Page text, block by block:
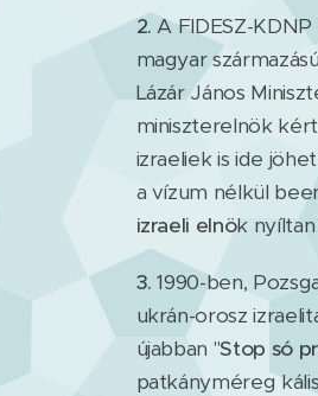
2. A FIDESZ-
magyar
Lázár János
miniszterelnök
izraeliek is ide
a vízum nélkül
izraeli elnök
3. 1990-ben,
ukrán-orosz
újabban "Stop só
patkányméreg